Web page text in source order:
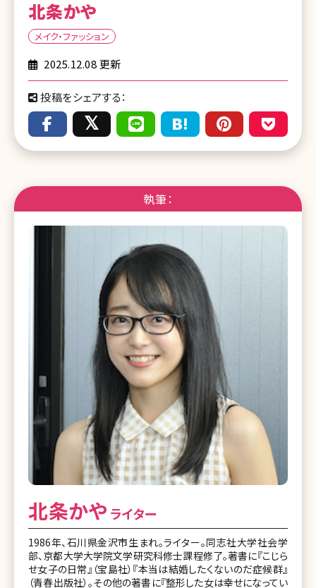
北条かや
メイク・ファッション
2025.12.08 更新
投稿をシェアする：
執筆：
北条かや ライター
1986年、石川県金沢市生まれ。ライター。同志社大学社会学
部、京都大学大学院文学研究科修士課程修了。著書に『こじら
せ女子の日常』（宝島社）『本当は結婚したくないのだ症候群』
（青春出版社）。その他の著書に『整形した女は幸せになってい